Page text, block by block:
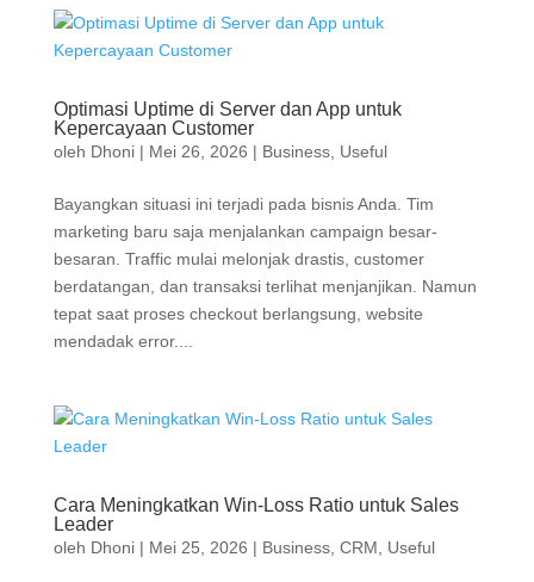
Optimasi Uptime di Server dan App untuk
Kepercayaan Customer
oleh Dhoni| Mei 26, 2026 | Business, Useful
Bayangkan situasi ini terjadi pada bisnis Anda. Tim
marketing baru saja menjalankan campaign besar-
besaran. Traffic mulai melonjak drastis, customer
berdatangan, dan transaksi terlihat menjanjikan. Namun
tepat saat proses checkout berlangsung, website
mendadak error....
Cara Meningkatkan Win-Loss Ratio untuk Sales
Leader
oleh Dhoni| Mei 25, 2026 | Business, CRM Useful